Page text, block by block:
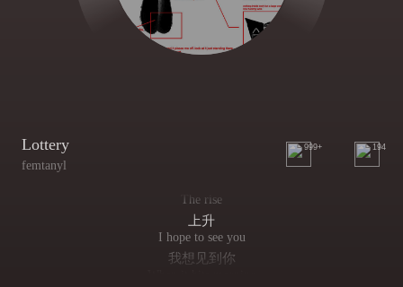
Lottery
femtanyl
999+ 194
The rise
上升
I hope to see you
我想见到你